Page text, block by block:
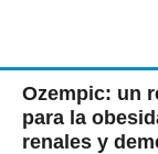
Ozempic: un
para la
renales y